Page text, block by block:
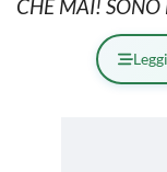
CHE MAI! SONO